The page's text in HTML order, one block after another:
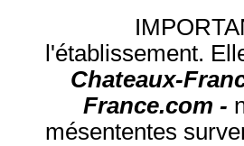
l'établissement.
Chateaux-
France.com -
mésententes